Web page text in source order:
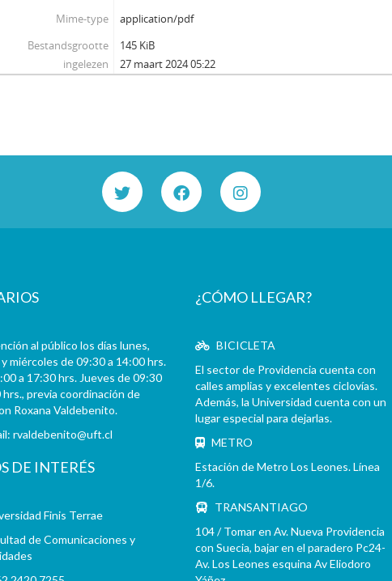
Mime-type
application/pdf
Bestandsgrootte
145 KiB
ingelezen
27 maart 2024 05:22
al público los días lunes,
miércoles de 09:30 a 14:00 hrs.
a 17:30 hrs. Jueves de 09:30
hrs., previa coordinación de
Roxana Valdebenito.
rvaldebenito@uft.cl
DE INTERÉS
Finis Terrae
de Comunicaciones y
¿CÓMO LLEGAR?
BICICLETA
El sector de Providencia cuenta con
calles amplias y excelentes ciclovías.
Además, la Universidad cuenta con un
lugar especial para dejarlas.
METRO
Estación de Metro Los Leones. Línea
1/6.
TRANSANTIAGO
104 / Tomar en Av. Nueva Providencia
con Suecia, bajar en el paradero Pc24-
Av. Los Leones esquina Av Eliodoro